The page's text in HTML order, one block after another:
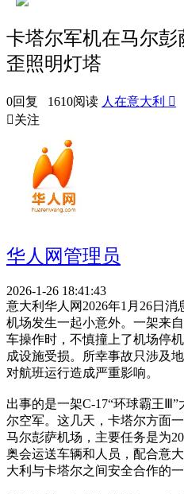
卡塔尔军机在马尔
歪照明灯塔
0回复 1610阅读 人在意大利 
关注
华人网管理员
2026-1-26 18:41:43
意大利华人网2026年1月26日
机场发生一起小意外。一架来
车操作时，不慎撞上了机场停
成设施受损。所幸事故只涉及
对航班运行造成严重影响。
出事的是一架C-17“环球霸王
尔空军。这几天，卡塔尔方面
马尔彭萨机场，主要任务是为
奥会运送车辆和人员，配合意
大利与卡塔尔之间安全合作的一